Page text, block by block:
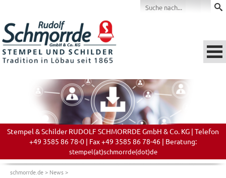
Stempel & Schilder RUDOLF SCHMORRDE GmbH & Co. KG | Telefon
+49 3585 86 78-0 | Fax +49 3585 86 78-46 | Beratung:
stempel(at)schmorrde(dot)de
schmorrde.de> News>